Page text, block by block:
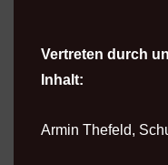
Vertreten durch
Inhalt:
Armin Thefeld,